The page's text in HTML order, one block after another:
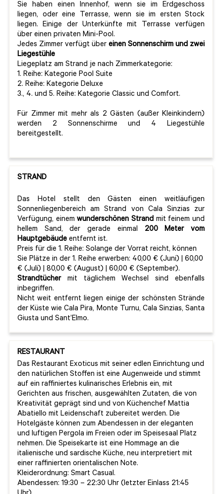
Sie haben einen Innenhof, wenn sie im Erdgeschoss
liegen, oder eine Terrasse, wenn sie im ersten Stock
liegen. Einige der Unterkünfte mit Terrasse verfügen
über einen privaten Mini-Pool.
Jedes Zimmer verfügt über einen Sonnenschirm und zwei
Liegestühle
Liegeplatz am Strand je nach Zimmerkategorie:
1. Reihe: Kategorie Pool Suite
2. Reihe: Kategorie Deluxe
3., 4. und 5. Reihe: Kategorie Classic und Comfort.
Für Zimmer mit mehr als 2 Gästen (außer Kleinkindern)
werden 2 Sonnenschirme und 4 Liegestühle
bereitgestellt.
STRAND
Das Hotel stellt den Gästen einen weitläufigen
Sonnenliegenbereich am Strand von Cala Sinzias zur
Verfügung, einemwunderschönen Strand mit feinem und
hellem Sand, der gerade einmal 200 Meter vom
Hauptgebäude entfernt ist.
Preis für die 1. Reihe: Solange der Vorrat reicht, können
Sie Plätze in der 1. Reihe erwerben: 40,00 € (Juni) | 60,00
€ (Juli) | 80,00 € (August) | 60,00 € (September).
Strandtüchermit täglichem Wechsel sind ebenfalls
inbegriffen.
Nicht weit entfernt liegen einige der schönsten Strände
der Küste wie Cala Pira, Monte Turnu, Cala Sinzias, Santa
Giusta und Sant’Elmo.
RESTAURANT
Das Restaurant Exoticus mit seiner edlen Einrichtung und
den natürlichen Stoffen ist eine Augenweide und stimmt
auf ein raffiniertes kulinarisches Erlebnis ein, mit
Gerichten aus frischen, ausgewählten Zutaten, die von
Kreativität geprägt sind und von Küchenchef Mattia
Abatiello mit Leidenschaft zubereitet werden. Die
Hotelgäste können zum Abendessen in der eleganten
und luftigen Pergola im Freien oder im Speisesaal Platz
nehmen. Die Speisekarte ist eine Hommage an die
italienische und sardische Küche, neu interpretiert mit
einer raffinierten orientalischen Note.
Kleiderordnung: Smart Casual.
Abendessen: 19:30 – 22:30 Uhr (letzter Einlass 21:45